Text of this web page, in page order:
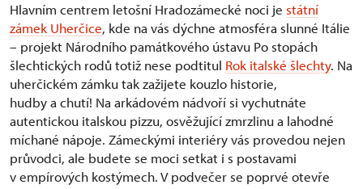
Hlavním centrem letošní Hradozámecké noci je státní
zámek Uherčice, kde na vás dýchne atmosféra slunné Itálie
– projekt Národního památkového ústavu Po stopách
šlechtických rodů totiž nese podtitul Rok italské šlechty. Na
uherčickém zámku tak zažijete kouzlo historie,
hudby a chutí! Na arkádovém nádvoří si vychutnáte
autentickou italskou pizzu, osvěžující zmrzlinu a lahodné
míchané nápoje. Zámeckými interiéry vás provedou nejen
průvodci, ale budete se moci setkat i s postavami
v empírových kostýmech. V podvečer se poprvé otevře